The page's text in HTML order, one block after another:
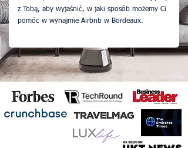
z Tobą, aby wyjaśnić, w jaki sposób możemy Ci
pomóc w wynajmie Airbnb w Bordeaux.